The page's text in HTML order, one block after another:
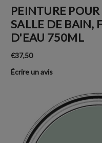
PEINTURE
SALLE DE BAIN,
D'EAU 750ML
€37,50
Écrire un avis